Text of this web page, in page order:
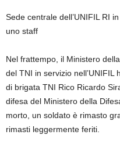
Sede centrale dell’UNIFIL RI
uno staff
Nel frattempo, il Ministero
del TNI in servizio
di brigata TNI Rico Ricardo
difesa del Ministero della
morto, un soldato è rimasto
rimasti leggermente feriti.